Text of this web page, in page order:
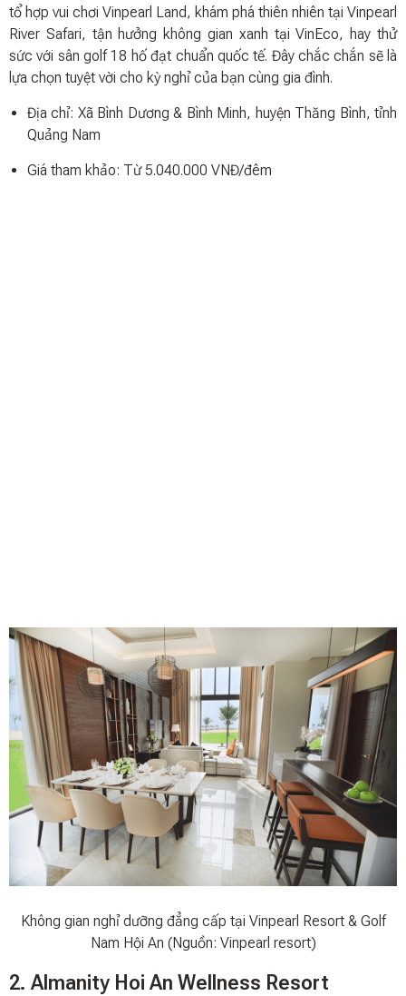
tổ hợp vui chơi Vinpearl Land, khám phá thiên nhiên tại Vinpearl
River Safari, tận hưởng không gian xanh tại VinEco, hay thử
sức với sân golf 18 hố đạt chuẩn quốc tế. Đây chắc chắn sẽ là
lựa chọn tuyệt vời cho kỳ nghỉ của bạn cùng gia đình.
Địa chỉ: Xã Bình Dương & Bình Minh, huyện Thăng Bình, tỉnh
Quảng Nam
Giá tham khảo: Từ 5.040.000 VNĐ/đêm
Không gian nghỉ dưỡng đẳng cấp tại Vinpearl Resort & Golf
Nam Hội An (Nguồn: Vinpearl resort)
2. Almanity Hoi An Wellness Resort